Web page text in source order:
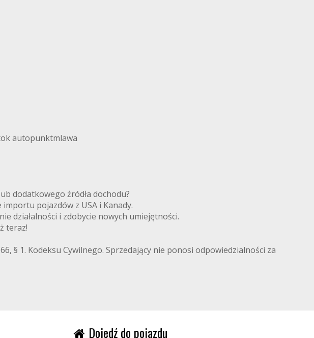
autopunktmlawa
dodatkowego źródła dochodu?
importu pojazdów z USA i Kanady.
działalności i zdobycie nowych umiejętności.
teraz!
§ 1. Kodeksu Cywilnego. Sprzedający nie ponosi odpowiedzialności za
Dojedź do pojazdu